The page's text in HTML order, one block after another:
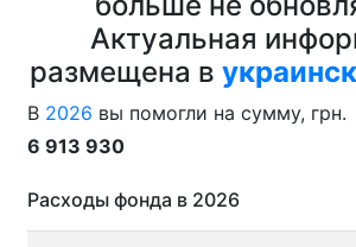
Актуальная
размещена в
В 2026 вы помогли на сумму, грн.
6 913 930
Расходы фонда в 2026